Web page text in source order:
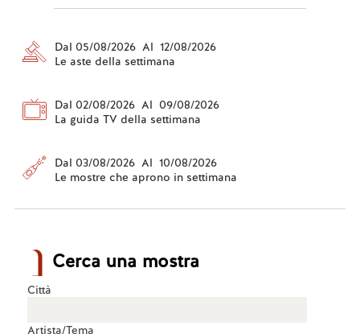
Dal 05/08/2026 Al 12/08/2026
Le aste della settimana
Dal 02/08/2026 Al 09/08/2026
La guida TV della settimana
Dal 03/08/2026 Al 10/08/2026
Le mostre che aprono in settimana
Cerca una mostra
Città
Artista/Tema